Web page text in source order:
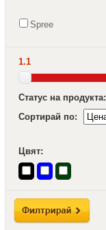
Spree
1.1
Статус на продукта:
Сортирай по:
Цвят: